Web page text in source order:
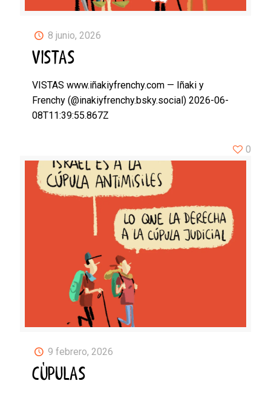
8 junio, 2026
VISTAS
VISTAS www.iñakiyfrenchy.com — Iñaki y
Frenchy (@inakiyfrenchy.bsky.social) 2026-06-
08T11:39:55.867Z
9 febrero, 2026
CÚPULAS
0